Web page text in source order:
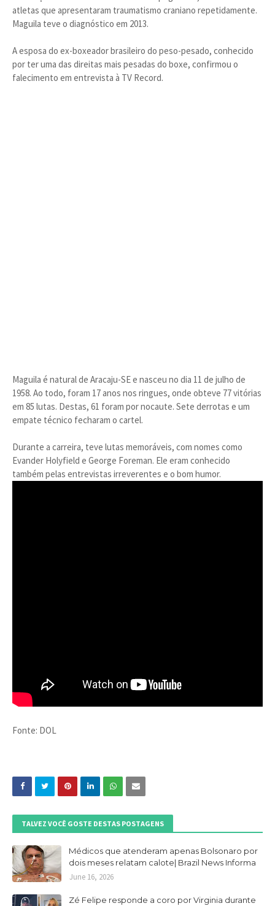
atletas que apresentaram traumatismo craniano repetidamente.
Maguila teve o diagnóstico em 2013.
A esposa do ex-boxeador brasileiro do peso-pesado, conhecido
por ter uma das direitas mais pesadas do boxe, confirmou o
falecimento em entrevista à TV Record.
Maguila é natural de Aracaju-SE e nasceu no dia 11 de julho de
1958. Ao todo, foram 17 anos nos ringues, onde obteve 77 vitórias
em 85 lutas. Destas, 61 foram por nocaute. Sete derrotas e um
empate técnico fecharam o cartel.
Durante a carreira, teve lutas memoráveis, com nomes como
Evander Holyfield e George Foreman. Ele eram conhecido
também pelas entrevistas irreverentes e o bom humor.
Fonte: DOL
TALVEZ VOCÊ GOSTE DESTAS POSTAGENS
Médicos que atenderam apenas Bolsonaro por
dois meses relatam calote| Brazil News Informa
June 16, 2026
Zé Felipe responde a coro por Virginia durante